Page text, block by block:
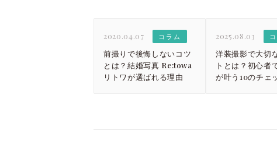
2020.04.07 コラム
前撮りで後悔しないコツ
とは？結婚写真 Re:towa
リトワが選ばれる理由
2025.08.03
洋装撮影で大切
トとは？初心者
が叶う10のチェ